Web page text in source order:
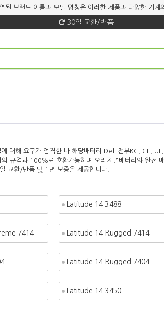
브랜드 이름과 모델 명칭은 이러한 제품과 다양한 기계
30일 교환/반품
대해 요구가 엄격한 바 해당배터리 Dell 전부KC, CE,
규격과 100％로 호환가능하며 오리지널배터리와 완전
교환/반품 및 1년 보증을 제공합니다.
Latitude 14 3488
7414 Latitude 14 Rugged 7414
Latitude 14 Rugged 7404
Latitude 14 3450